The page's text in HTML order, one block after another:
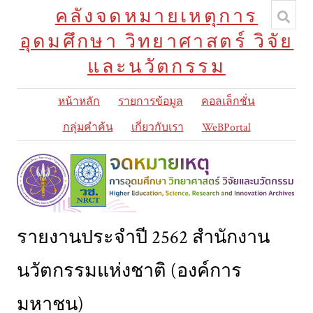
คลังจดหมายเหตุการ
อุดมศึกษา วิทยาศาสตร์ วิจัย
และนวัตกรรม
หน้าหลัก รายการข้อมูล
คอลเล็กชั่น
กลุ่มคำค้น
เกี่ยวกับเรา WeBPortal
รายงานประจำปี 2562 สำนักงาน
นวัตกรรมแห่งชาติ (องค์การ
มหาชน)